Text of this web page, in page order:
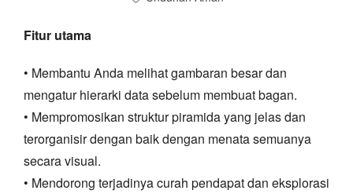
Fitur utama
• Membantu Anda melihat gambaran besar dan
mengatur hierarki data sebelum membuat bagan.
• Mempromosikan struktur piramida yang jelas dan
terorganisir dengan baik dengan menata semuanya
secara visual.
• Mendorong terjadinya curah pendapat dan eksplorasi